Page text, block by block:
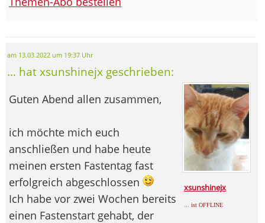
am 13.03.2022 um 19:37 Uhr
... hat xsunshinejx geschrieben:
xsunshinejx
... ist OFFLINE
Guten Abend allen zusammen,
ich möchte mich euch
anschließen und habe heute
meinen ersten Fastentag fast
erfolgreich abgeschlossen
Ich habe vor zwei Wochen bereits
einen Fastenstart gehabt, der